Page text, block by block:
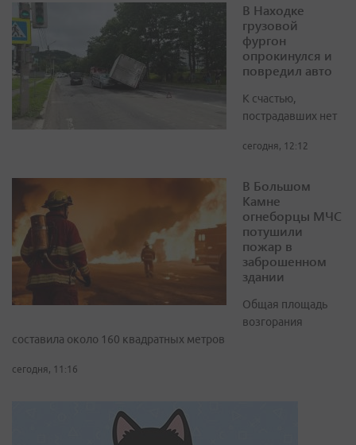
В Находке
грузовой
фургон
опрокинулся и
повредил авто
К счастью,
пострадавших нет
сегодня, 12:12
В Большом
Камне
огнеборцы МЧС
потушили
пожар в
заброшенном
здании
Общая площадь
возгорания
составила около 160 квадратных метров
сегодня, 11:16